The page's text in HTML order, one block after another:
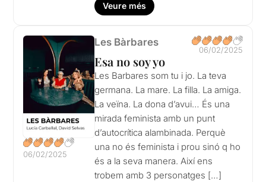
Veure més
06/02/2025
Les Bàrbares
06/02/2025
Esa no soy yo
Les Barbares som tu i jo. La teva
germana. La mare. La filla. La amiga.
La veïna. La dona d’avui… És una
mirada feminista amb un punt
d’autocrítica alambinada. Perquè
una no és feminista i prou sinó q ho
és a la seva manera. Així ens
trobem amb 3 personatges […]